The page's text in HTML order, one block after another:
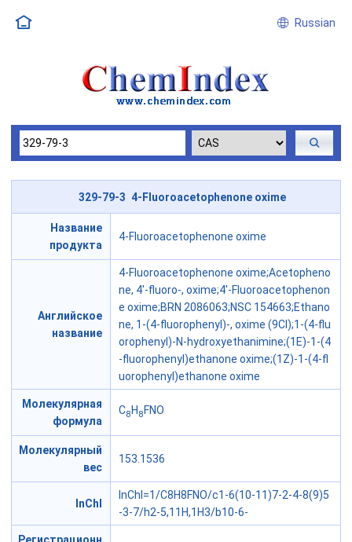
Russian
329-79-3 4-Fluoroacetophenone oxime
Название
продукта
4-Fluoroacetophenone oxime
Английское
название
4-Fluoroacetophenone oxime;Acetopheno
ne, 4'-fluoro-, oxime;4'-Fluoroacetophenon
e oxime;BRN 2086063;NSC 154663;Ethano
ne, 1-(4-fluorophenyl)-, oxime (9CI);1-(4-flu
orophenyl)-N-hydroxyethanimine;(1E)-1-(4
-fluorophenyl)ethanone oxime;(1Z)-1-(4-fl
uorophenyl)ethanone oxime
Молекулярная
формула
C8 H 8 FNO
Молекулярный
вес
153.1536
InChI
InChI=1/C8H8FNO/c1-6(10-11)7-2-4-8(9)5
-3-7/h2-5,11H,1H3/b10-6-